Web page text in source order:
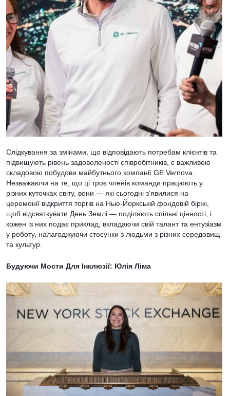
Слідкування за змінами, що відповідають потребам клієнтів та
підвищують рівень задоволеності співробітників, є важливою
складовою побудови майбутнього компанії GE Vernova.
Незважаючи на те, що ці троє членів команди працюють у
різних куточках світу, вони — які сьогодні з’явилися на
церемонії відкриття торгів на Нью-Йоркській фондовій біржі,
щоб відсвяткувати День Землі — поділяють спільні цінності, і
кожен із них подає приклад, вкладаючи свій талант та ентузіазм
у роботу, налагоджуючи стосунки з людьми з різних середовищ
та культур.
Будуючи Мости Для Інклюзії: Юлія Ліма